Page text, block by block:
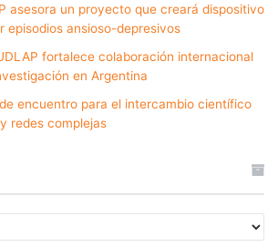
asesora un proyecto que creará dispositivo
episodios ansioso-depresivos
fortalece colaboración internacional
en Argentina
encuentro para el intercambio científico
redes complejas